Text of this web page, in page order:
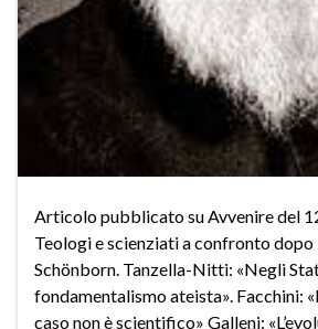
Articolo pubblicato su Avvenire del
Teologi e scienziati a confronto dopo
Schönborn. Tanzella-Nitti: «Negli
fondamentalismo ateista». Facchini:
caso non è scientifico» Galleni: